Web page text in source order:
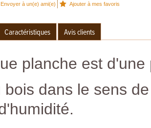
Envoyer à un(e) ami(e) Ajouter à mes favoris
Caractéristiques Avis clients
planche est
bois dans le sens